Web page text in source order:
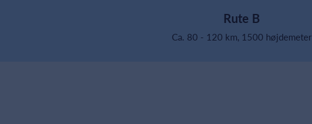
Rute B
Ca. 80 - 120 km, 1500 højdemeter